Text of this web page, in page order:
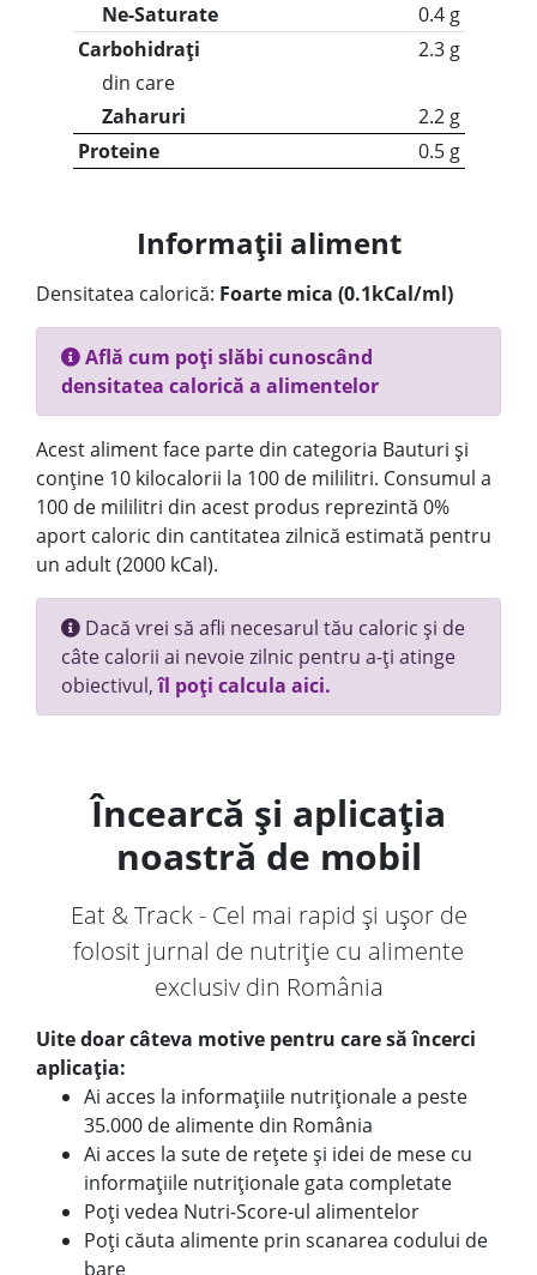
Ne-Saturate
0.4 g
Carbohidrați
2.3 g
din care
Zaharuri
2.2 g
Proteine
0.5 g
Informații aliment
Densitatea calorică: Foarte mica (0.1kCal/ml)
Află cum poți slăbi cunoscând
densitatea calorică a alimentelor
Acest aliment face parte din categoria Bauturi și
conține 10 kilocalorii la 100 de mililitri. Consumul a
100 de mililitri din acest produs reprezintă 0%
aport caloric din cantitatea zilnică estimată pentru
un adult (2000 kCal).
Dacă vrei să afli necesarul tău caloric și de
câte calorii ai nevoie zilnic pentru a-ți atinge
obiectivul,îl poți calcula aici.
Încearcă și aplicația
noastră de mobil
Eat & Track - Cel mai rapid și ușor de
folosit jurnal de nutriție cu alimente
exclusiv din România
Uite doar câteva motive pentru care să încerci
aplicația:
Ai acces la informațiile nutriționale a peste
35.000 de alimente din România
Ai acces la sute de rețete și idei de mese cu
informațiile nutriționale gata completate
Poți vedea Nutri-Score-ul alimentelor
Poți căuta alimente prin scanarea codului de
bare